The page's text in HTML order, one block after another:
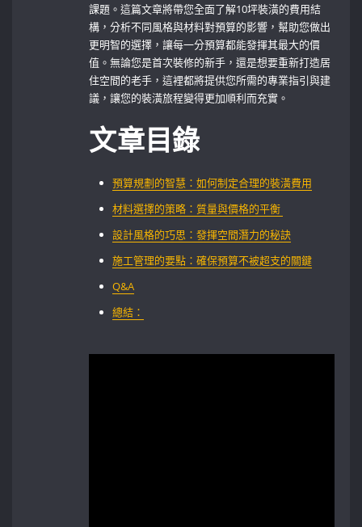
課題。這篇文章將帶您全面了解10坪裝潢的費用結
構，分析不同風格與材料對預算的影響，幫助您做出
更明智的選擇，讓每一分預算都能發揮其最大的價
值。無論您是首次裝修的新手，還是想要重新打造居
住空間的老手，這裡都將提供您所需的專業指引與建
議，讓您的裝潢旅程變得更加順利而充實。
文章目錄
預算規劃的智慧：如何制定合理的裝潢費用
材料選擇的策略：質量與價格的平衡 ⁣
設計風格的巧思：發揮空間潛力的秘訣
施工管理的要點：確保預算不被超支的關鍵
Q&A
總結：